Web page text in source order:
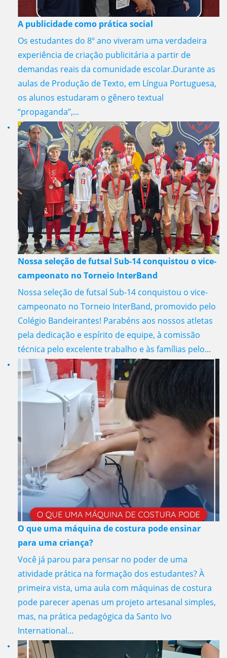
A publicidade como prática social
Os estudantes do 8º ano viveram uma verdadeira
experiência de criação publicitária a partir de
demandas reais da comunidade escolar.Durante as
aulas de Produção de Texto, em Língua Portuguesa,
os alunos estudaram o gênero textual
“propaganda”,...
Nossa seleção de futsal Sub-14 conquistou o vice-
campeonato no Torneio InterBand
Nossa seleção de futsal Sub-14 conquistou o vice-
campeonato no Torneio InterBand, promovido pelo
Colégio Bandeirantes! Parabéns aos nossos atletas
pela dedicação e espírito de equipe, à comissão
técnica pelo excelente trabalho e às famílias pelo...
O que uma máquina de costura pode ensinar
para uma criança?
Você já parou para pensar no poder de uma
atividade prática na formação dos estudantes? À
primeira vista, uma aula com máquinas de costura
pode parecer apenas um projeto artesanal simples,
mas, na prática pedagógica da Santo Ivo
International...